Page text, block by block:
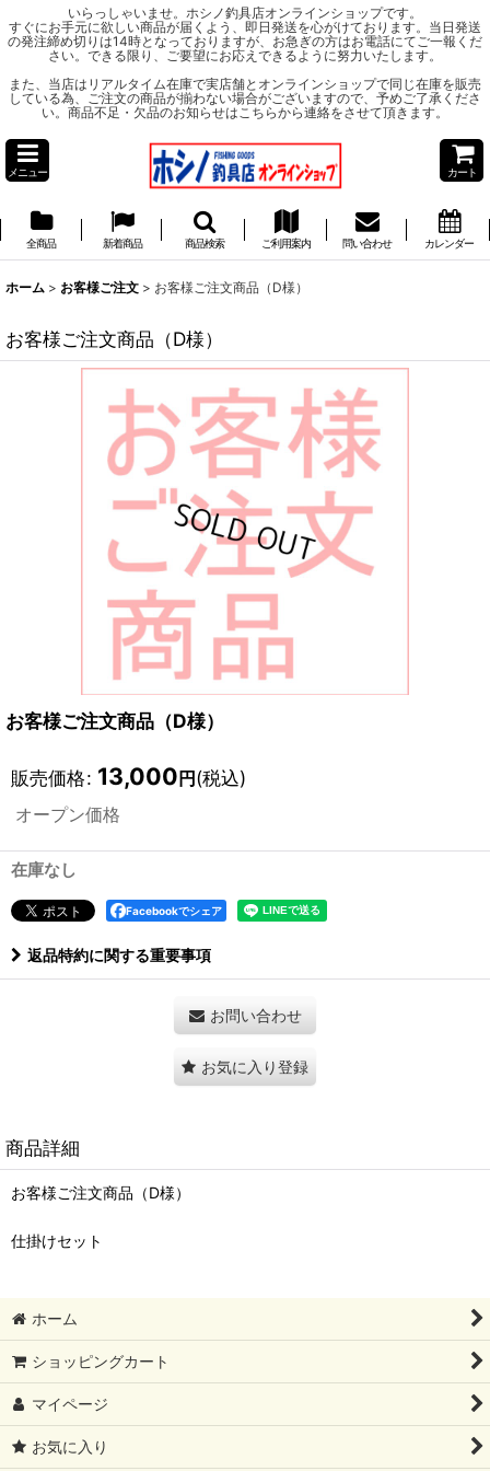
いらっしゃいませ。ホシノ釣具店オンラインショップです。
すぐにお手元に欲しい商品が届くよう、即日発送を心がけております。当日発送
の発注締め切りは14時となっておりますが、お急ぎの方はお電話にてご一報くだ
さい。できる限り、ご要望にお応えできるように努力いたします。
また、当店はリアルタイム在庫で実店舗とオンラインショップで同じ在庫を販売
している為、ご注文の商品が揃わない場合がございますので、予めご了承くださ
い。商品不足・欠品のお知らせはこちらから連絡をさせて頂きます。
メニュー カート
全商品 新着商品 商品検索 ご利用案内 問い合わせ カレンダー
ホーム > お客様ご注文 > お客様ご注文商品（D様）
お客様ご注文商品（D様）
お客様ご注文商品（D様）
販売価格: 13,000円(税込)
オープン価格
在庫なし
Facebookでシェア
返品特約に関する重要事項
お問い合わせ
お気に入り登録
商品詳細
お客様ご注文商品（D様）
仕掛けセット
ホーム
ショッピングカート
マイページ
お気に入り